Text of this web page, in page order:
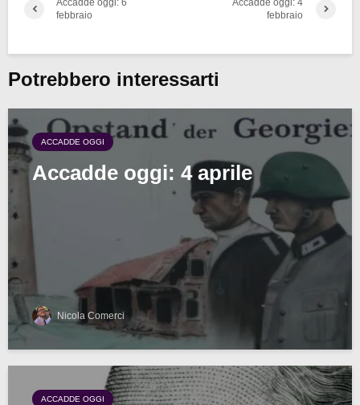
Accadde oggi: 6
febbraio
Accadde oggi: 4
febbraio
Potrebbero interessarti
ACCADDE OGGI
Accadde oggi: 4 aprile
Nicola Comerci
ACCADDE OGGI